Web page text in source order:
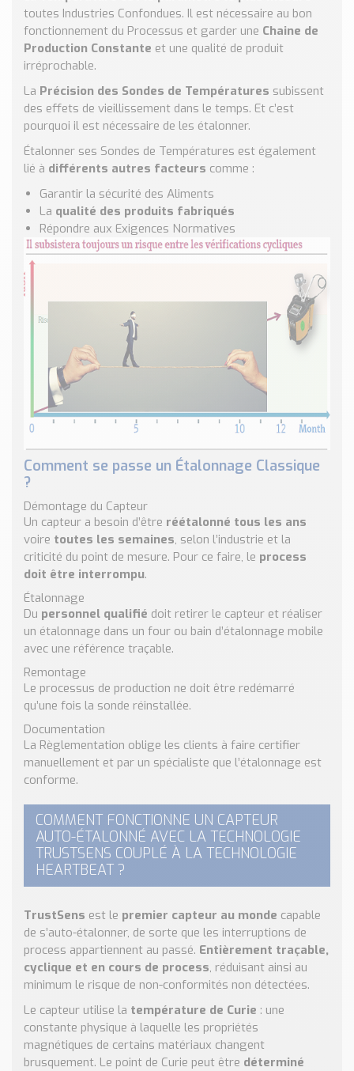
Nos Réalisations
Conseils et Actualités
Catalogue des essentiels pour les brasseries et micro-
brasseries
Contact & Devis
Devis, Tarifs, Renseignements techniques
toutes Industries Confondues. Il est nécessaire au bon
fonctionnement du Processus et garder une Chaine de
Production Constante et une qualité de produit
irréprochable.
La Précision des Sondes de Températures subissent
des effets de vieillissement dans le temps. Et c’est
pourquoi il est nécessaire de les étalonner.
Étalonner ses Sondes de Températures est également
lié à différents autres facteurs comme :
Garantir la sécurité des Aliments
La qualité des produits fabriqués
Répondre aux Exigences Normatives
Comment se passe un Étalonnage Classique
?
Démontage du Capteur
Un capteur a besoin d’être réétalonné tous les ans
voire toutes les semaines, selon l’industrie et la
criticité du point de mesure. Pour ce faire, le process
doit être interrompu.
Étalonnage
Du personnel qualifié doit retirer le capteur et réaliser
un étalonnage dans un four ou bain d’étalonnage mobile
avec une référence traçable.
Remontage
Le processus de production ne doit être redémarré
qu’une fois la sonde réinstallée.
Documentation
La Règlementation oblige les clients à faire certifier
manuellement et par un spécialiste que l’étalonnage est
conforme.
COMMENT FONCTIONNE UN CAPTEUR
AUTO-ÉTALONNÉ AVEC LA TECHNOLOGIE
TRUSTSENS COUPLÉ À LA TECHNOLOGIE
HEARTBEAT ?
TrustSens est le premier capteur au monde capable
de s’auto-étalonner, de sorte que les interruptions de
process appartiennent au passé. Entièrement traçable,
cyclique et en cours de process, réduisant ainsi au
minimum le risque de non-conformités non détectées.
Le capteur utilise la température de Curie : une
constante physique à laquelle les propriétés
magnétiques de certains matériaux changent
brusquement. Le point de Curie peut être déterminé